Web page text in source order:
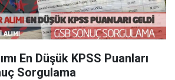
En Düşük KPSS Puanları
Sorgulama